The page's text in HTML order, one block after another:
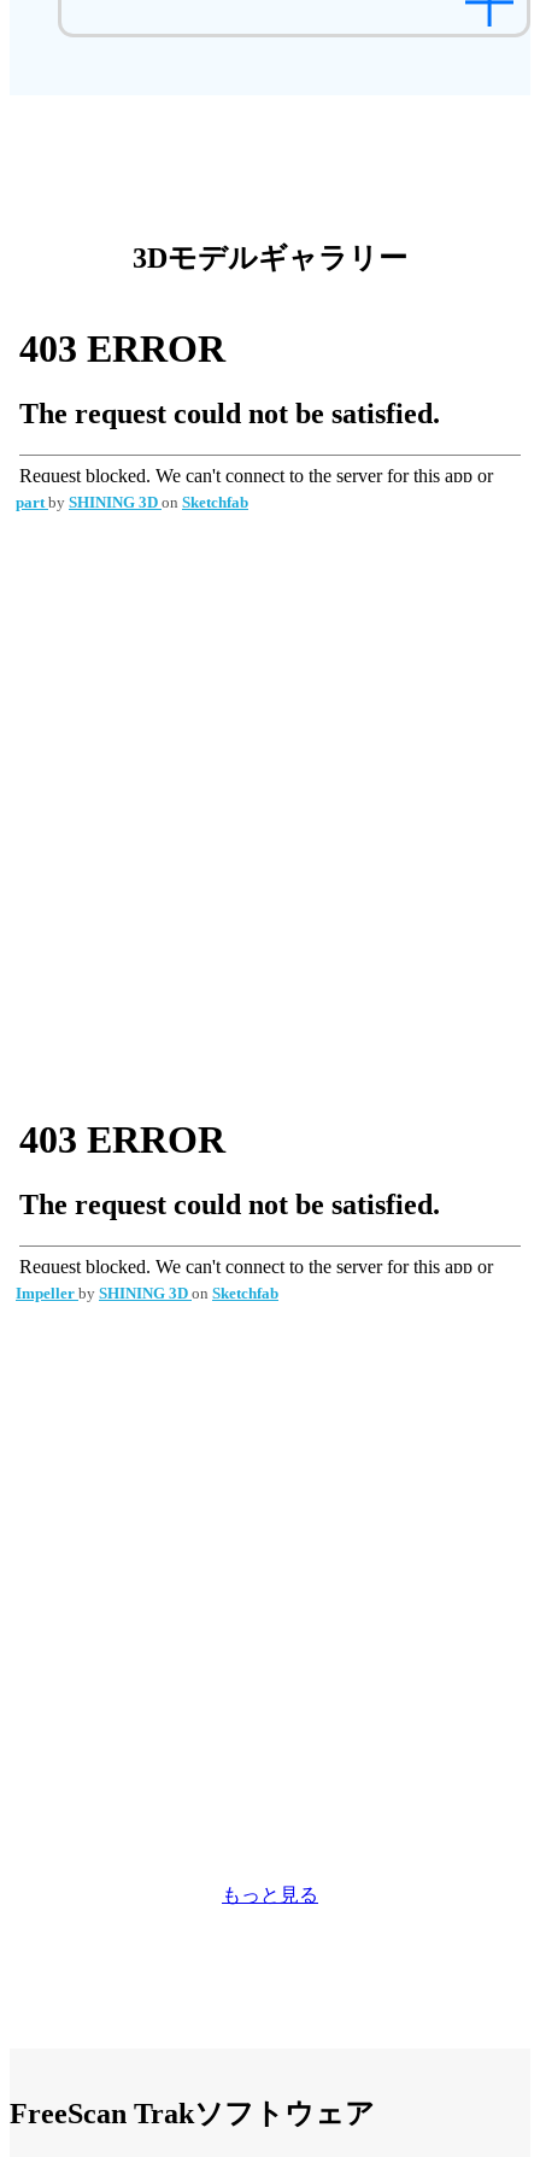
3Dモデルギャラリー
partby SHINING 3D on Sketchfab
Impeller by SHINING 3D on Sketchfab
もっと見る
FreeScan Trakソフトウェア